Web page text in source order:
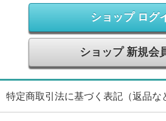
ショップ ログ
ショップ 新規会
特定商取引法に基づく表記（返品な